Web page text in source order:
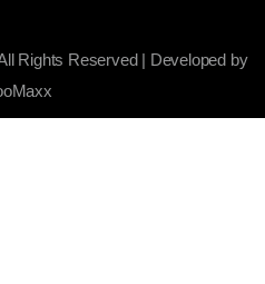
Rights Reserved | Developed by